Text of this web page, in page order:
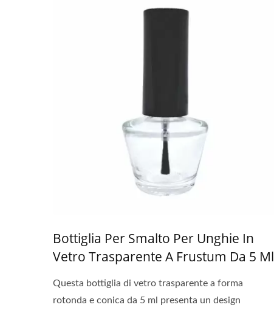
Bottiglia Per Smalto Per Unghie In
Vetro Trasparente A Frustum Da 5 Ml
Questa bottiglia di vetro trasparente a forma
rotonda e conica da 5 ml presenta un design